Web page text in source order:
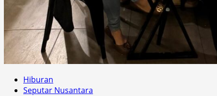
Hiburan
Seputar Nusantara